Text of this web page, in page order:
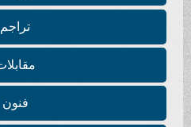
تراجم
مقابلات
فنون